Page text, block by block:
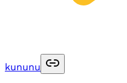
kununu